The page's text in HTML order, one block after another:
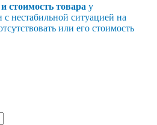
стоимость товара у
нестабильной ситуацией на
или его стоимость